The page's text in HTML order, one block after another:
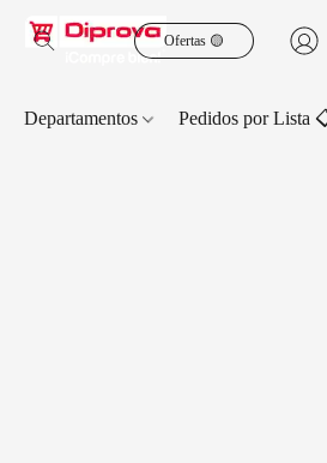
Ofertas 🟡
Departamentos Pedidos por Lista